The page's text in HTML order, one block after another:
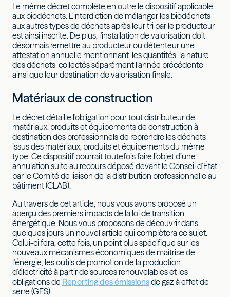
Le même décret complète en outre le dispositif applicable
aux biodéchets. L'interdiction de mélanger les biodéchets
aux autres types de déchets après leur tri par le producteur
est ainsi inscrite. De plus, l'installation de valorisation doit
désormais remettre au producteur ou détenteur une
attestation annuelle mentionnant les quantités, la nature
des déchets collectés séparément l’année précédente
ainsi que leur destination de valorisation finale.
Matériaux de construction
Le décret détaille l'obligation pour tout distributeur de
matériaux, produits et équipements de construction à
destination des professionnels de reprendre les déchets
issus des matériaux, produits et équipements du même
type. Ce dispositif pourrait toutefois faire l’objet d’une
annulation suite au recours déposé devant le Conseil d’État
par le Comité de liaison de la distribution professionnelle au
bâtiment (CLAB).
Au travers de cet article, nous vous avons proposé un
aperçu des premiers impacts de la loi de transition
énergétique. Nous vous proposons de découvrir dans
quelques jours un nouvel article qui complètera ce sujet.
Celui-ci fera, cette fois, un point plus spécifique sur les
nouveaux mécanismes économiques de maîtrise de
l’énergie, les outils de promotion de la production
d’électricité à partir de sources renouvelables et les
obligations de Reporting des émissionsde gaz à effet de
serre (GES).